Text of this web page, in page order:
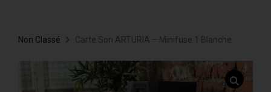
Non Classé Carte Son ARTURIA – Minifuse 1 Blanche